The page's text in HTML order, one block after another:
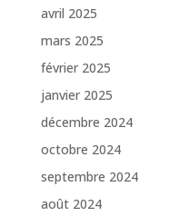
avril 2025
mars 2025
février 2025
janvier 2025
décembre 2024
octobre 2024
septembre 2024
août 2024